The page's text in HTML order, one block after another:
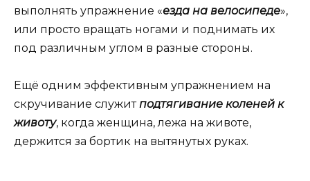
выполнять упражнение «езда на велосипеде»,
или просто вращать ногами и поднимать их
под различным углом в разные стороны.
Ещё одним эффективным упражнением на
скручивание служитподтягивание коленей к
животу, когда женщина, лежа на животе,
держится за бортик на вытянутых руках.